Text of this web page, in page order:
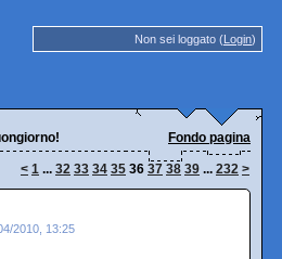
Non sei loggato (Login)
Fondo pagina
< 1 ... 32 33 34 35 36 37 38 39 ... 232 >
2010, 13:25